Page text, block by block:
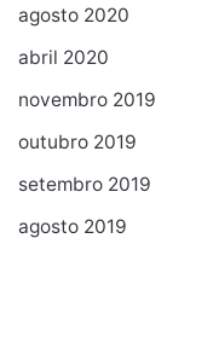
agosto 2020
abril 2020
novembro 2019
outubro 2019
setembro 2019
agosto 2019